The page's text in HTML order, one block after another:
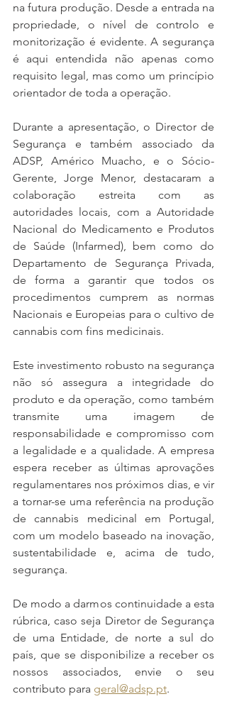
na futura produção. Desde a entrada na
propriedade, o nível de controlo e
monitorização é evidente. A segurança
é aqui entendida não apenas como
requisito legal, mas como um princípio
orientador de toda a operação.
Durante a apresentação, o Director de
Segurança e também associado da
ADSP, Américo Muacho, e o Sócio-
Gerente, Jorge Menor, destacaram a
colaboração estreita com as
autoridades locais, com a Autoridade
Nacional do Medicamento e Produtos
de Saúde (Infarmed), bem como do
Departamento de Segurança Privada,
de forma a garantir que todos os
procedimentos cumprem as normas
Nacionais e Europeias para o cultivo de
cannabis com fins medicinais.
Este investimento robusto na segurança
não só assegura a integridade do
produto e da operação, como também
transmite uma imagem de
responsabilidade e compromisso com
a legalidade e a qualidade. A empresa
espera receber as últimas aprovações
regulamentares nos próximos dias, e vir
a tornar-se uma referência na produção
de cannabis medicinal em Portugal,
com um modelo baseado na inovação,
sustentabilidade e, acima de tudo,
segurança.
De modo a darmos continuidade a esta
rúbrica, caso seja Diretor de Segurança
de uma Entidade, de norte a sul do
país, que se disponibilize a receber os
nossos associados, envie o seu
contributo para geral@adsp.pt.